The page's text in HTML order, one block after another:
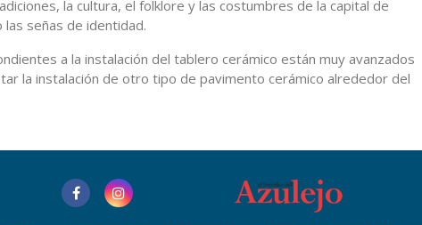
la cultura, el folklore y las costumbres de la capital de
las señas de identidad.
a la instalación del tablero cerámico están muy avanzados
la instalación de otro tipo de pavimento cerámico alrededor del